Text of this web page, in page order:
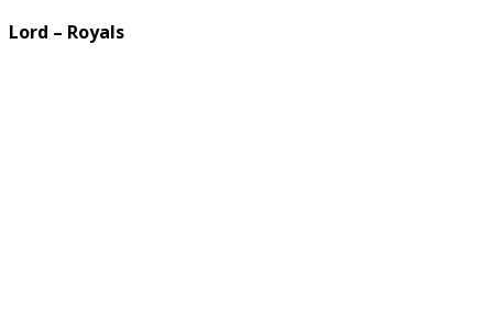
Lord – Royals